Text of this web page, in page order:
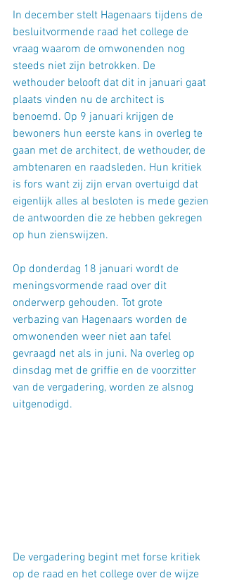
In december stelt Hagenaars tijdens de
besluitvormende raad het college de
vraag waarom de omwonenden nog
steeds niet zijn betrokken. De
wethouder belooft dat dit in januari gaat
plaats vinden nu de architect is
benoemd. Op 9 januari krijgen de
bewoners hun eerste kans in overleg te
gaan met de architect, de wethouder, de
ambtenaren en raadsleden. Hun kritiek
is fors want zij zijn ervan overtuigd dat
eigenlijk alles al besloten is mede gezien
de antwoorden die ze hebben gekregen
op hun zienswijzen.
Op donderdag 18 januari wordt de
meningsvormende raad over dit
onderwerp gehouden. Tot grote
verbazing van Hagenaars worden de
omwonenden weer niet aan tafel
gevraagd net als in juni. Na overleg op
dinsdag met de griffie en de voorzitter
van de vergadering, worden ze alsnog
uitgenodigd.
De vergadering begint met forse kritiek
op de raad en het college over de wijze